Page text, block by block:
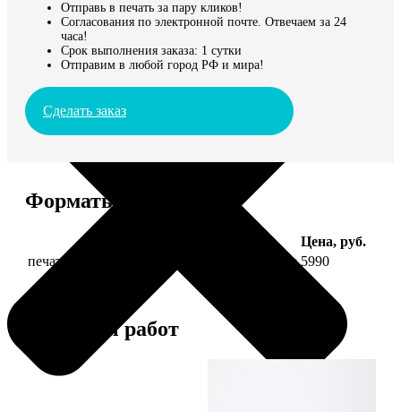
Отправь в печать за пару кликов!
Согласования по электронной почте. Отвечаем за 24
часа!
Срок выполнения заказа: 1 сутки
Отправим в любой город РФ и мира!
Сделать заказ
Форматы и цены
Цена, руб.
печать фото на холсте 50х70 на подрамнике 5990
Примеры работ